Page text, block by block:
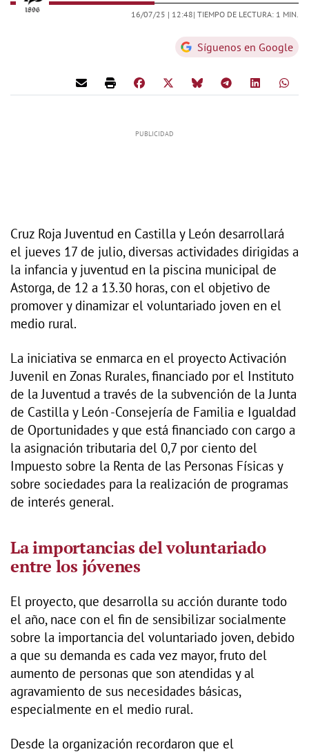
16/07/25 | 12:48| TIEMPO DE LECTURA: 1 MIN.
Síguenos en Google
Cruz Roja Juventud en Castilla y León desarrollará
el jueves 17 de julio, diversas actividades dirigidas a
la infancia y juventud en la piscina municipal de
Astorga, de 12 a 13.30 horas, con el objetivo de
promover y dinamizar el voluntariado joven en el
medio rural.
La iniciativa se enmarca en el proyecto Activación
Juvenil en Zonas Rurales, financiado por el Instituto
de la Juventud a través de la subvención de la Junta
de Castilla y León -Consejería de Familia e Igualdad
de Oportunidades y que está financiado con cargo a
la asignación tributaria del 0,7 por ciento del
Impuesto sobre la Renta de las Personas Físicas y
sobre sociedades para la realización de programas
de interés general.
La importancias del voluntariado
entre los jóvenes
El proyecto, que desarrolla su acción durante todo
el año, nace con el fin de sensibilizar socialmente
sobre la importancia del voluntariado joven, debido
a que su demanda es cada vez mayor, fruto del
aumento de personas que son atendidas y al
agravamiento de sus necesidades básicas,
especialmente en el medio rural.
Desde la organización recordaron que el